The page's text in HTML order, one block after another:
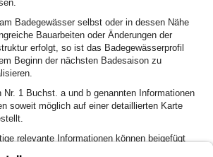
Badegewässer selbst oder in dessen Nähe
Bauarbeiten oder Änderungen der
erfolgt, so ist das Badegewässerprofil
Beginn der nächsten Badesaison zu
Nr. 1 Buchst. a und b genannten Informationen
soweit möglich auf einer detaillierten Karte
relevante Informationen können beigefügt